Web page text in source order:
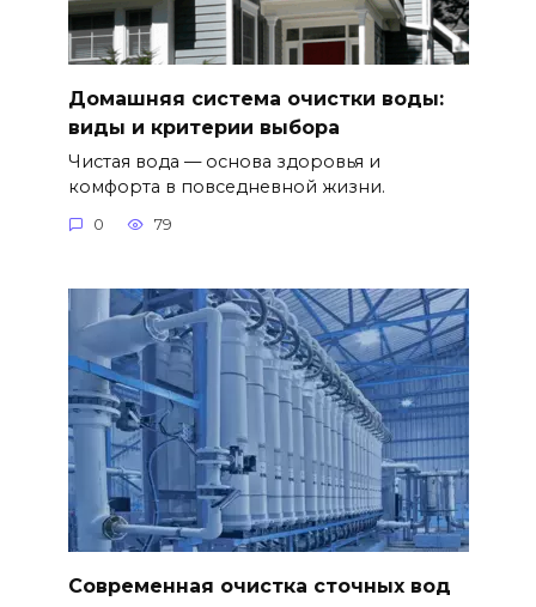
Домашняя система очистки воды:
виды и критерии выбора
Чистая вода — основа здоровья и
комфорта в повседневной жизни.
0 79
Современная очистка сточных вод